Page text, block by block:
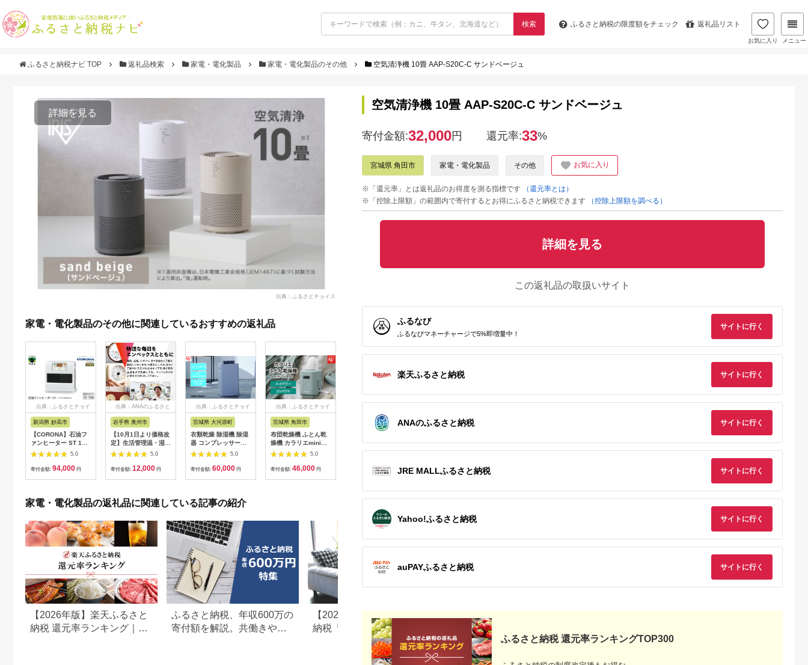
検索 ふるさと納税の限度額をチェック 返礼品リスト
お気に入り メニュー
ふるさと納税ナビ TOP 返礼品検索 家電・電化製品 家電・電化製品のその他 空気清浄機 10畳 AAP-S20C-C サンドベージュ
詳細を見る
出典：ふるさとチョイス
家電・電化製品のその他に関連しているおすすめの返礼品
出典：ふるさとチョイ
新潟県 妙高市
【CORONA】石油フ
ァンヒーター ST 10
～13畳用 パールホワ
ST3625BY(W)
5.0
寄付金額: 94,000 円
出典：ANAのふるさと
岩手県 奥州市
【10月1日より価格改
定】生活管理温・湿度
計 TM-2441 [AJ049]
5.0
寄付金額: 12,000 円
出典：ふるさとチョイ
宮城県 大河原町
衣類乾燥 除湿機 除湿
器 コンプレッサー式
除湿量 7L IJC-P70-H
グレー 梅雨 洗濯物干
し 室内物干し 部屋干
ヤマ
5.0
寄付金額: 60,000 円
出典：ふるさとチョイ
宮城県 角田市
布団乾燥機 ふとん乾
燥機 カラリエmini
TURBO JSK-S10-G
5.0
寄付金額: 46,000 円
埼玉県 さいたま市
ファン搭載サーキュレ
ーター Silky Wind
レー 【11100-
65,000 円
群馬県 昭和村
GreenFan Studio
DCモータ扇風機
イト）
寄付金額:98,000円
ットヒーター MFH-
321ET(DA)_ ヒーター
安城市 広々
空気清浄機 KI-UX75
【シャープ 電化製品
ウイルス対策 AI 正規
【ふるさと納税】 衣
類乾燥機除湿機 コン
プレッサー式 アイリ
スオーヤマ 7L グレー
15畳 コンプレッサー
静音 除湿. 乾燥 部屋
干し 洗濯物 衣類 コン
パクト パワフル 自動
品 おすすめ 人気 アイ
円
栃木県 栃木市
日立 エアコン 【標準
取付工事込み】 メガ
暖 白くまくん XKシ
ーズ【 10畳用 】寒
地仕様 200Vタイプ
RAS-XK2826D-W フ
ィルター自動お掃除
能付 生活家電 日用品
寄付金額:
家電・電化製品の返礼品に関連している記事の紹介
【2026年版】楽天ふるさと
納税 還元率ランキング｜高
ふるさと納税、年収600万の
寄付額を解説。共働きや子
【2026年最新版】ふるさと
納税「食べ物以外」返礼品
の還元率ランキング！
りの家電探し。おすすめラ
ンキングまとめ
空気清浄機 10畳 AAP-S20C-C サンドベージュ
寄付金額:32,000円 還元率:33%
宮城県 角田市 家電・電化製品 その他 お気に入り
※「還元率」とは返礼品のお得度を測る指標です
（還元率とは）
※「控除上限額」の範囲内で寄付するとお得にふるさと納税できます
（控除上限額を調べる）
詳細を見る
この返礼品の取扱いサイト
ふるなび
ふるなびマネーチャージで5%即増量中！
サイトに行く
楽天ふるさと納税 サイトに行く
ANAのふるさと納税 サイトに行く
JRE MALLふるさと納税 サイトに行く
Yahoo!ふるさと納税 サイトに行く
auPAYふるさと納税 サイトに行く
ふるさと納税 還元率ランキングTOP300